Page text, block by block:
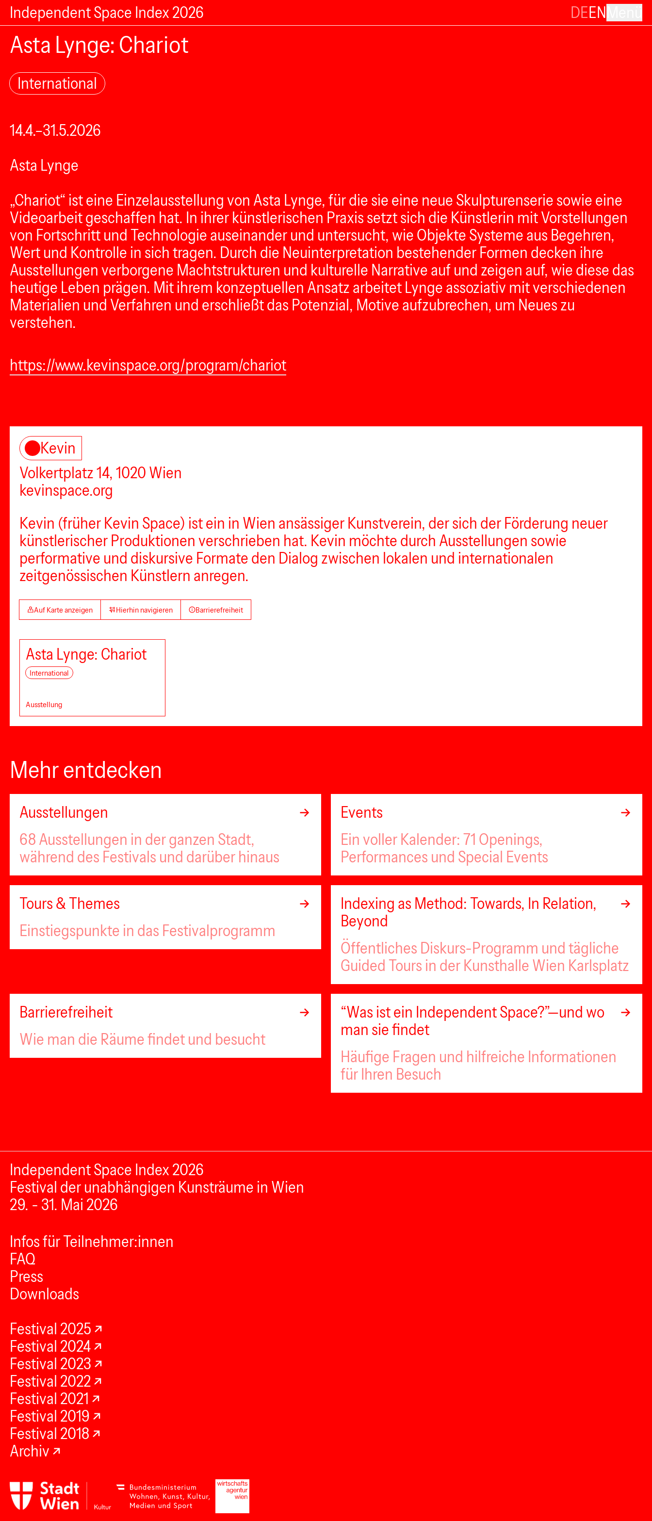
Independent Space Index 2026 DEEN
Asta Lynge: Chariot
International
14.4.–31.5.2026
Asta Lynge
„Chariot“ ist eine Einzelausstellung von Asta Lynge, für die sie eine neue Skulpturenserie sowie eine
Videoarbeit geschaffen hat. In ihrer künstlerischen Praxis setzt sich die Künstlerin mit Vorstellungen
von Fortschritt und Technologie auseinander und untersucht, wie Objekte Systeme aus Begehren,
Wert und Kontrolle in sich tragen. Durch die Neuinterpretation bestehender Formen decken ihre
Ausstellungen verborgene Machtstrukturen und kulturelle Narrative auf und zeigen auf, wie diese das
heutige Leben prägen. Mit ihrem konzeptuellen Ansatz arbeitet Lynge assoziativ mit verschiedenen
Materialien und Verfahren und erschließt das Potenzial, Motive aufzubrechen, um Neues zu
verstehen.
https://www.kevinspace.org/program/chariot
Kevin
Volkertplatz 14, 1020 Wien
kevinspace.org
Kevin (früher Kevin Space) ist ein in Wien ansässiger Kunstverein, der sich der Förderung neuer
künstlerischer Produktionen verschrieben hat. Kevin möchte durch Ausstellungen sowie
performative und diskursive Formate den Dialog zwischen lokalen und internationalen
zeitgenössischen Künstlern anregen.
Auf Karte anzeigen Hierhin navigieren Barrierefreiheit
Asta Lynge: Chariot
International
Ausstellung
Mehr entdecken
Ausstellungen
68 Ausstellungen in der ganzen Stadt,
während des Festivals und darüber hinaus
Events
Ein voller Kalender: 71 Openings,
Performances und Special Events
Tours & Themes
Einstiegspunkte in das Festivalprogramm
Indexing as Method: Towards, In Relation,
Beyond
Öffentliches Diskurs-Programm und tägliche
Guided Tours in der Kunsthalle Wien Karlsplatz
Barrierefreiheit
Wie man die Räume findet und besucht
“Was ist ein Independent Space?”—und wo
man sie findet
Häufige Fragen und hilfreiche Informationen
für Ihren Besuch
Independent Space Index 2026
Festival der unabhängigen Kunsträume in Wien
29. - 31. Mai 2026
Infos für Teilnehmer:innen
FAQ
Press
Downloads
Festival 2025
Festival 2024
Festival 2023
Festival 2022
Festival 2021
Festival 2019
Festival 2018
Archiv